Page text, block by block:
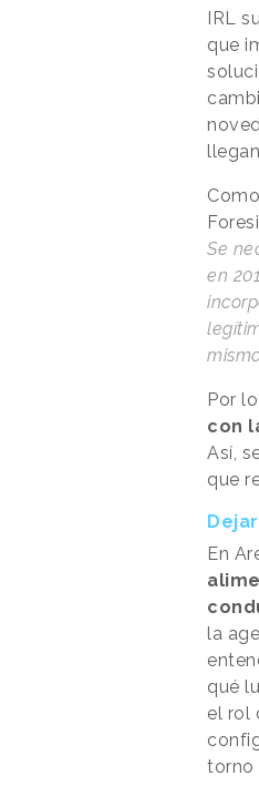
IRL
que
Se
en
Por
con
Así,
que
En
la
qué
el rol
torno